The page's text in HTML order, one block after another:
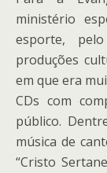
ministério
esporte,
produções
em que era
CDs com
público.
música de
“Cristo